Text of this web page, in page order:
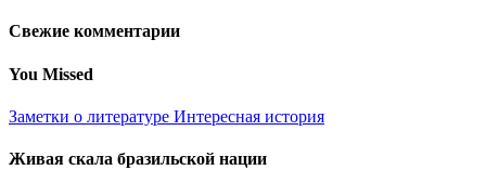
Свежие комментарии
You Missed
Заметки о литературе Интересная история
Живая скала бразильской нации